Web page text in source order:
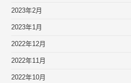
2023年2月
2023年1月
2022年12月
2022年11月
2022年10月